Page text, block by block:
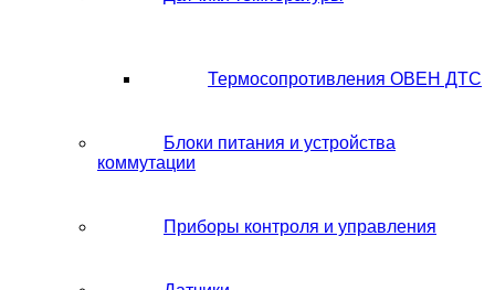
Термосопротивления ОВЕН ДТС
Блоки питания и устройства
коммутации
Приборы контроля и управления